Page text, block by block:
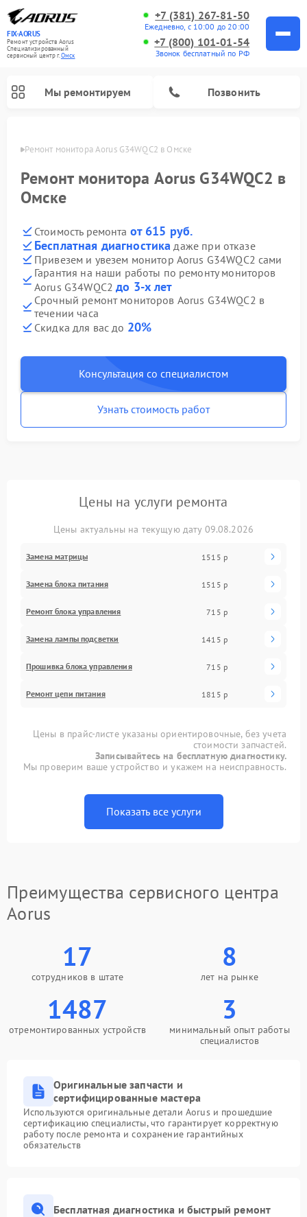
FIX-AORUS
Ремонт устройств Aorus
Специализированный
cервисный центр г.Омск
+7 (381) 267-81-50
Ежедневно, с 10:00 до 20:00
+7 (800) 101-01-54
Звонок бесплатный по РФ
Мы ремонтируем Позвонить
Ремонт монитора Aorus G34WQC2 в Омске
Ремонт монитора Aorus G34WQC2 в
Омске
Стоимость ремонта от 615 руб.
Бесплатная диагностика даже при отказе
Привезем и увезем монитор Aorus G34WQC2 сами
Гарантия на наши работы по ремонту мониторов
Aorus G34WQC2до 3-х лет
Срочный ремонт мониторов Aorus G34WQC2 в
течении часа
Скидка для вас до 20%
Консультация со специалистом
Узнать стоимость работ
Цены на услуги ремонта
Цены актуальны на текущую дату 09.08.2026
Замена матрицы 1515 р
Замена блока питания 1515 р
Ремонт блока управления 715 р
Замена лампы подсветки 1415 р
Прошивка блока управления 715 р
Ремонт цепи питания 1815 р
Цены в прайс-листе указаны ориентировочные, без учета
стоимости запчастей.
Записывайтесь на бесплатную диагностику.
Мы проверим ваше устройство и укажем на неисправность.
Показать все услуги
Преимущества сервисного центра
Aorus
17
сотрудников в штате
8
лет на рынке
1487
отремонтированных устройств
3
минимальный опыт работы
специалистов
Оригинальные запчасти и
сертифицированные мастера
Используются оригинальные детали Aorus и прошедшие
сертификацию специалисты, что гарантирует корректную
работу после ремонта и сохранение гарантийных
обязательств
Бесплатная диагностика и быстрый ремонт